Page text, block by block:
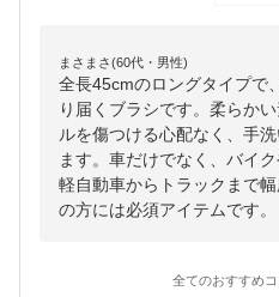
まさまさ(60代・男性)
全長45cmのロングタイプで
り届くブラシです。柔らか
ルを傷つける心配なく、手
ます。車だけでなく、バイ
軽自動車からトラックまで
の方には必須アイテムです。
全てのおすすめコ